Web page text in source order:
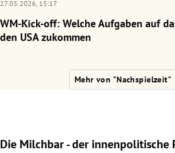
27.05.2026, 15:17
WM-Kick-off: Welche Aufgaben auf
den USA zukommen
Mehr von "Nachspielzeit"
Die Milchbar - der innenpolitische
Slide 1 von 9